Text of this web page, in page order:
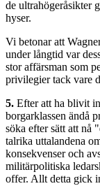
de ultrahögeråsikter
hyser.
Vi betonar att
under långtid var
stor affärsman som
privilegier tack vare
5. Efter att ha blivit
borgarklassen ändå
söka efter sätt att nå
talrika uttalandena
konsekvenser och
militärpolitiska
offer. Allt detta gick